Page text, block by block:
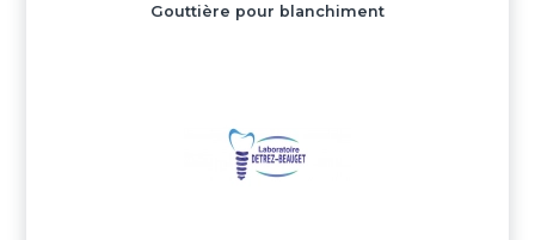
Gouttière pour blanchiment